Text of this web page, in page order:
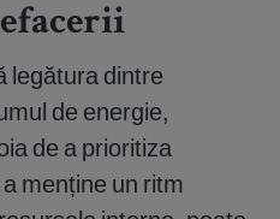
legătura dintre
de energie,
de a prioritiza
menține un ritm